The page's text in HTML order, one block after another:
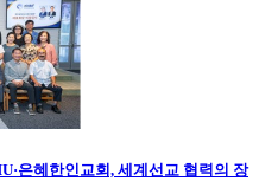
은혜한인교회, 세계선교 협력의 장